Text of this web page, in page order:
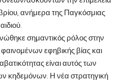
ανήμερα της Παγκόσμιας
σημαντικός ρόλος στην
εφηβικής βίας και
είναι αυτός των
κηδεμόνων. Η νέα στρατηγική